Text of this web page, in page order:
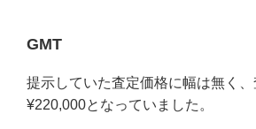
GMT
提示していた査定価格に幅は無く
¥220,000となっていました。